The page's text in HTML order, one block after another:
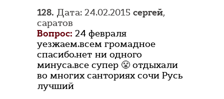
128. Дата: 24.02.2015 сергей,
саратов
Вопрос: 24 февраля
уезжаем.всем громадное
спасибо.нет ни одного
минуса.все супер 😤 отдыхали
во многих санториях сочи Русь
лучший